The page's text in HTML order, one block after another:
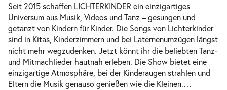
Seit 2015 schaffen LICHTERKINDER ein einzigartiges
Universum aus Musik, Videos und Tanz – gesungen und
getanzt von Kindern für Kinder. Die Songs von Lichterkinder
sind in Kitas, Kinderzimmern und bei Laternenumzügen längst
nicht mehr wegzudenken. Jetzt könnt ihr die beliebten Tanz-
und Mitmachlieder hautnah erleben. Die Show bietet eine
einzigartige Atmosphäre, bei der Kinderaugen strahlen und
Eltern die Musik genauso genießen wie die Kleinen.…